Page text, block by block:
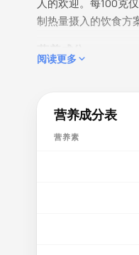
人的欢迎。每100克
制热量摄入的饮食方
营养成分
（244mg）约占7%
（2.06mg）约占
天然轻盈且极易消
鳕鱼在中式烹饪中
辅食，因为其无小
阅读更多
营养成分表
营养素